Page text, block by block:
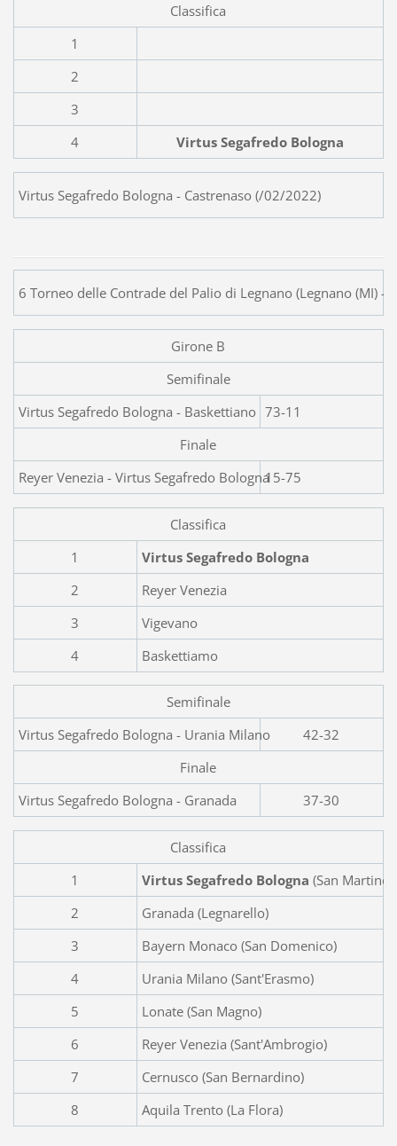
Classifica
1
2
3
4
Virtus Segafredo Bologna
Virtus Segafredo Bologna - Castrenaso (/02/2022)
6 Torneo delle Contrade del Palio di Legnano (Legnano (MI) -
Girone B
Semifinale
Virtus Segafredo
73-11
Finale
Reyer Venezia - Virtus Segafredo Bologna15-75
Classifica
1
Virtus Segafredo Bologna
2
Reyer Venezia
3
Vigevano
4
Baskettiamo
Semifinale
Virtus Segafredo42-32
Finale
Virtus Segafredo Bologna - Granada
37-30
Classifica
1
Virtus Segafredo Bologna (San Martino)
2
Granada (Legnarello)
3
Bayern Monaco (San Domenico)
4
Urania Milano (Sant'Erasmo)
5
Lonate (San Magno)
6
Reyer Venezia (Sant'Ambrogio)
7
Cernusco (San Bernardino)
8
Aquila Trento (La Flora)